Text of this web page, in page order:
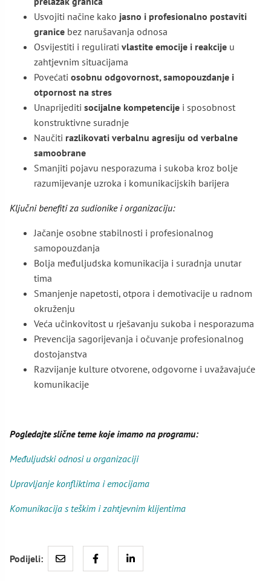
Usvojiti načine kako jasno i profesionalno postaviti
granice bez narušavanja odnosa
Osvijestiti i regulirati vlastite emocije i reakcije u
zahtjevnim situacijama
Povećati osobnu odgovornost, samopouzdanje i
otpornost na stres
Unaprijediti socijalne kompetencije i sposobnost
konstruktivne suradnje
Naučiti razlikovati verbalnu agresiju od verbalne
samoobrane
Smanjiti pojavu nesporazuma i sukoba kroz bolje
razumijevanje uzroka i komunikacijskih barijera
Ključni benefiti za sudionike i organizaciju:
Jačanje osobne stabilnosti i profesionalnog
samopouzdanja
Bolja međuljudska komunikacija i suradnja unutar
tima
Smanjenje napetosti, otpora i demotivacije u radnom
okruženju
Veća učinkovitost u rješavanju sukoba i nesporazuma
Prevencija sagorijevanja i očuvanje profesionalnog
dostojanstva
Razvijanje kulture otvorene, odgovorne i uvažavajuće
komunikacije
Pogledajte slične teme koje imamo na programu:
Međuljudski odnosi u organizaciji
Upravljanje konfliktima i emocijama
Komunikacija s teškim i zahtjevnim klijentima
Podijeli: